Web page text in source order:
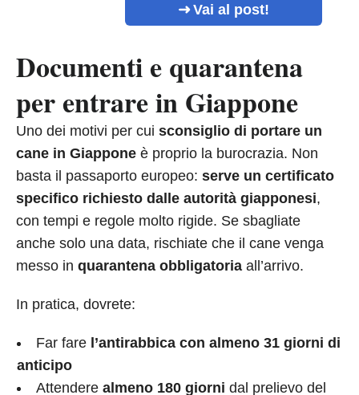
Vai al post!
Documenti e quarantena
per entrare in Giappone
Uno dei motivi per cui sconsiglio di portare un
cane in Giappone è proprio la burocrazia. Non
basta il passaporto europeo: serve un certificato
specifico richiesto dalle autorità giapponesi,
con tempi e regole molto rigide. Se sbagliate
anche solo una data, rischiate che il cane venga
messo in quarantena obbligatoria all’arrivo.
In pratica, dovrete:
Far fare l’antirabbica con almeno 31 giorni di
anticipo
Attendere almeno 180 giorni dal prelievo del